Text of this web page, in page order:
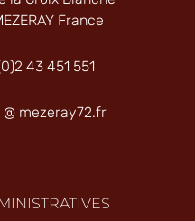
France
43 451 551
mezeray72.fr